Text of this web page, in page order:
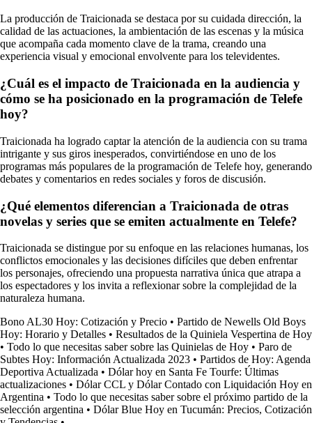
La producción de Traicionada se destaca por su cuidada dirección, la
calidad de las actuaciones, la ambientación de las escenas y la música
que acompaña cada momento clave de la trama, creando una
experiencia visual y emocional envolvente para los televidentes.
¿Cuál es el impacto de Traicionada en la audiencia y
cómo se ha posicionado en la programación de Telefe
hoy?
Traicionada ha logrado captar la atención de la audiencia con su trama
intrigante y sus giros inesperados, convirtiéndose en uno de los
programas más populares de la programación de Telefe hoy, generando
debates y comentarios en redes sociales y foros de discusión.
¿Qué elementos diferencian a Traicionada de otras
novelas y series que se emiten actualmente en Telefe?
Traicionada se distingue por su enfoque en las relaciones humanas, los
conflictos emocionales y las decisiones difíciles que deben enfrentar
los personajes, ofreciendo una propuesta narrativa única que atrapa a
los espectadores y los invita a reflexionar sobre la complejidad de la
naturaleza humana.
Bono AL30 Hoy: Cotización y Precio • Partido de Newells Old Boys
Hoy: Horario y Detalles • Resultados de la Quiniela Vespertina de Hoy
• Todo lo que necesitas saber sobre las Quinielas de Hoy • Paro de
Subtes Hoy: Información Actualizada 2023 • Partidos de Hoy: Agenda
Deportiva Actualizada • Dólar hoy en Santa Fe Tourfe: Últimas
actualizaciones • Dólar CCL y Dólar Contado con Liquidación Hoy en
Argentina • Todo lo que necesitas saber sobre el próximo partido de la
selección argentina • Dólar Blue Hoy en Tucumán: Precios, Cotización